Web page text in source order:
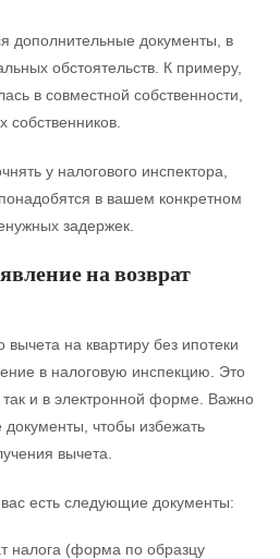
дополнительные документы, в
обстоятельств. К примеру,
в совместной собственности,
собственников.
у налогового инспектора,
в вашем конкретном
задержек.
на возврат
вычета на квартиру без ипотеки
в налоговую инспекцию. Это
и в электронной форме. Важно
чтобы избежать
вычета.
есть следующие документы:
налога (форма по образцу